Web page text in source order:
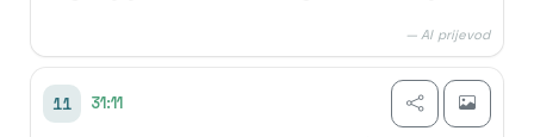
— AI prijevod
11 31:11